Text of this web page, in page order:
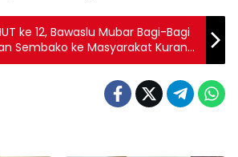
ke 12, Bawaslu Mubar Bagi-Bagi
Sembako ke Masyarakat Kurang